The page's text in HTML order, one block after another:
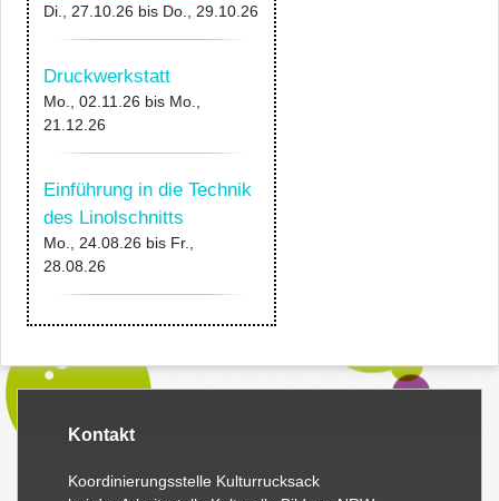
Di., 27.10.26 bis Do., 29.10.26
Druckwerkstatt
Mo., 02.11.26 bis Mo.,
21.12.26
Einführung in die Technik
des Linolschnitts
Mo., 24.08.26 bis Fr.,
28.08.26
Kontakt
Koordinierungsstelle Kulturrucksack